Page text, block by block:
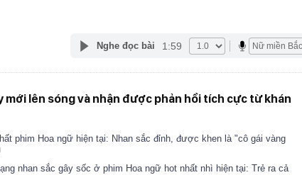
Nghe đọc bài 1:59
mới lên sóng và nhận được phản hồi tích cực từ khán
phim Hoa ngữ hiện tại: Nhan sắc đỉnh, được khen là "cô gái vàng
nhan sắc gây sốc ở phim Hoa ngữ hot nhất nhì hiện tại: Trẻ ra cả